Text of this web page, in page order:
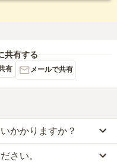
共有する
有 メールで共有
かかりますか？
代別)からお求めいただけ
さい。